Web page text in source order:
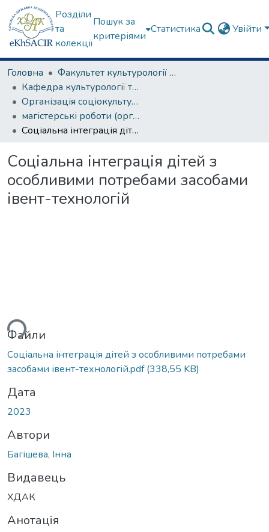
Розділи
та
колекції
Пошук за
критеріями
Статистика Увійти
Головна
Факультет культурології та соціальних комунікацій
Кафедра культурології та музеєзнавства
Організація соціокультурної діяльності
магістерські роботи (організація соціокультурної діяльності)
Соціальна інтеграція дітей з особливими потребами засобами івент-технологій
Соціальна інтеграція дітей з
особливими потребами засобами
івент-технологій
Файли
Соціальна інтеграція дітей з особливими потребами
засобами івент-технологій.pdf(338,55 KB)
Дата
2023
Автори
Багішева, Інна
Видавець
ХДАК
Анотація